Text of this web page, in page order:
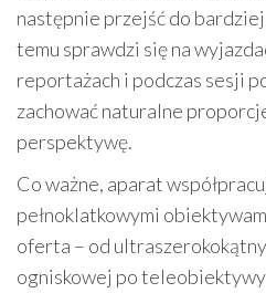
następnie przejść do
temu sprawdzi się na
reportażach i podczas sesji
zachować naturalne
perspektywę.
Co ważne, aparat
pełnoklatkowymi
oferta – od
ogniskowej po